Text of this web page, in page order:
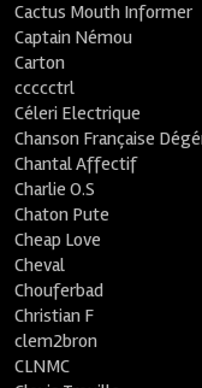
Cactus Mouth Informer
Captain Némou
Carton
ccccctrl
Céleri Electrique
Chanson Française
Chantal Affectif
Charlie O.S
Chaton Pute
Cheap Love
Cheval
Chouferbad
Christian F
clem2bron
CLNMC